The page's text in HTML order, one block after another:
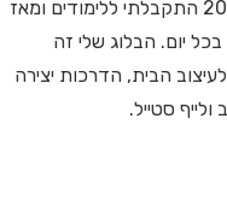
בעולם העיצוב. ב-2005 התקבלתי ללימודים ומאז
יום. הבלוג שלי זה
הבית, הדרכות יצירה
סטייל.